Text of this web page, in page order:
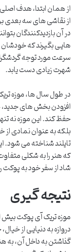
از همان ابتدا، هدف
از نقاشی های سه بعدی
در آن بازدیدکنندگان
هایی بگیرند که خودشان
سرعت مورد توجه
شهرت زیادی دست یابد.
در طول سال ها، موزه
افزودن بخش های جدید،
حفظ کند. این موزه نه
بلکه به عنوان نمادی
تایلند شناخته می شود.
که هنر را به شکلی
شاد از سفر خود به پوکت
نتیجه گیری
موزه تریک آی پوکت
دروازه به دنیایی از
گذاشتن به داخل آن، به